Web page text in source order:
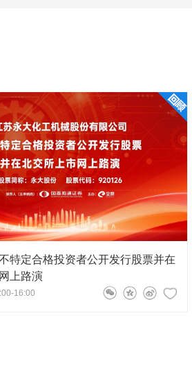
主持人
嘉宾在上市仪式现场留影
特定合格投资者公开发行股票并在
上路演
16:00